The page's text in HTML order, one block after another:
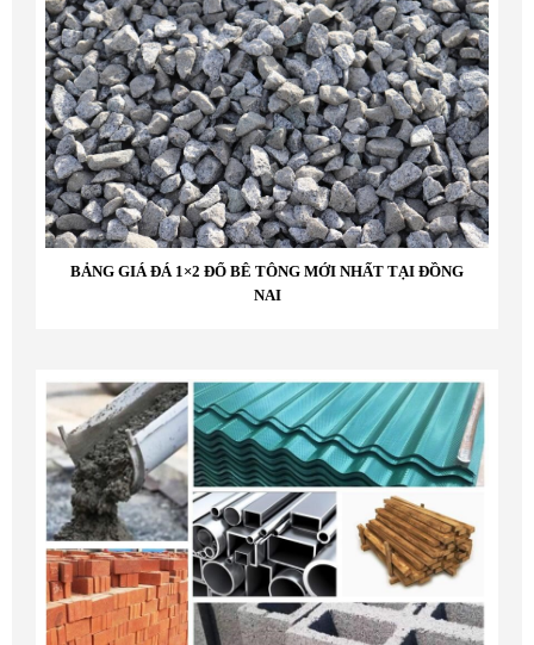
BẢNG GIÁ ĐÁ 1×2 ĐỔ BÊ TÔNG MỚI NHẤT TẠI ĐỒNG
NAI